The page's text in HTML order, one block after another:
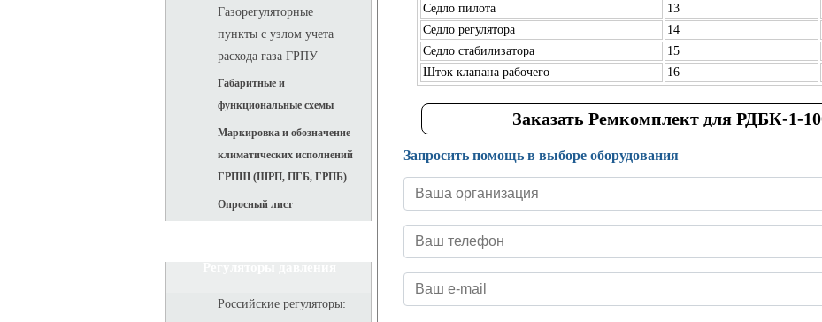
Газорегуляторные
пункты с узлом учета
расхода газа ГРПУ
Габаритные и
функциональные схемы
Маркировка и обозначение
климатических исполнений
ГРПШ (ШРП, ПГБ, ГРПБ)
Опросный лист
Российские регуляторы:
Седло пилота 13
Седло регулятора
14
Седло стабилизатора
15
Шток клапана рабочего
16
Заказать Ремкомплект для РДБК-1-
Запросить помощь в выборе оборудования